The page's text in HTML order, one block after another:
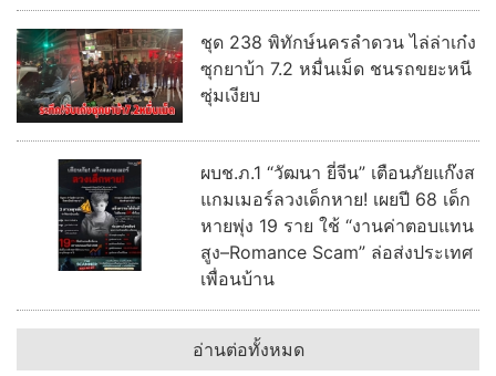
ชุด 238 พิทักษ์นครลำดวน ไล่ล่าเก๋ง
ซุกยาบ้า 7.2 หมื่นเม็ด ชนรถขยะหนี
ซุ่มเงียบ
ผบช.ภ.1 “วัฒนา ยี่จีน” เตือนภัยแก๊งส
แกมเมอร์ลวงเด็กหาย! เผยปี 68 เด็ก
หายพุ่ง 19 ราย ใช้ “งานค่าตอบแทน
สูง–Romance Scam” ล่อส่งประเทศ
เพื่อนบ้าน
อ่านต่อทั้งหมด